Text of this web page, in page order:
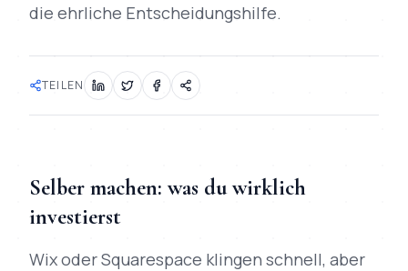
die ehrliche Entscheidungshilfe.
TEILEN
Selber machen: was du wirklich
investierst
Wix oder Squarespace klingen schnell, aber